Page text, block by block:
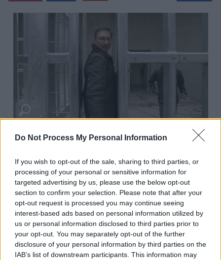
Do Not Process My Personal Information
If you wish to opt-out of the sale, sharing to third parties, or
processing of your personal or sensitive information for
targeted advertising by us, please use the below opt-out
section to confirm your selection. Please note that after your
opt-out request is processed you may continue seeing
interest-based ads based on personal information utilized by
us or personal information disclosed to third parties prior to
your opt-out. You may separately opt-out of the further
disclosure of your personal information by third parties on the
IAB’s list of downstream participants. This information may
Bild 1 von 6
Übersicht
Die Freude im Tierpark Berlin ist groß: Nach sechsjähriger Bauzeit
kann das modernste Elefantenhaus Europas in Friedrichsfelde eröffnet
werden. Damit kehrt auch die fünfköpfige Elefantenfamilie um Leitkuh
Pori nach Berlin zurück. Der Film begleitet diesen besonderen
Neuanfang und zeigt, wie unterschiedlich der Umgang mit Wildtieren im
Zoo heute bewertet wird.